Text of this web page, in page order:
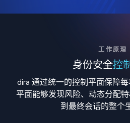
工作原理
身份安全控
dira 通过统一的控制平面保障
平面能够发现风险、动态分配
到最终会话的整个